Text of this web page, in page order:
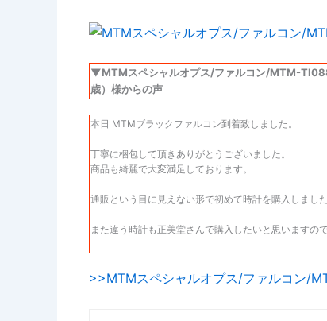
▼MTMスペシャルオプス/ファルコン/MTM-
歳）様からの声
本日 MTMブラックファルコン到着致しました。
丁寧に梱包して頂きありがとうございました。
商品も綺麗で大変満足しております。
通販という目に見えない形で初めて時計を購入しまし
また違う時計も正美堂さんで購入したいと思いますの
>>MTMスペシャルオプス/ファルコン/